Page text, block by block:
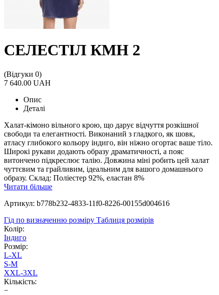
СЕЛЕСТІЛ КМН 2
(Відгуки 0)
7 640.00 UAH
Опис
Деталі
Халат-кімоно вільного крою, що дарує відчуття розкішної
свободи та елегантності. Виконаний з гладкого, як шовк,
атласу глибокого кольору індиго, він ніжно огортає ваше тіло.
Широкі рукави додають образу драматичності, а пояс
витончено підкреслює талію. Довжина міні робить цей халат
чуттєвим та грайливим, ідеальним для вашого домашнього
образу. Склад: Поліестер 92%, еластан 8%
Читати більше
Артикул: b778b232-4833-11f0-8226-00155d004616
Гід по визначенню розміру Таблиця розмірів
Колір:
Індиго
Розмір:
L-XL
S-M
XXL-3XL
Кількість:
−